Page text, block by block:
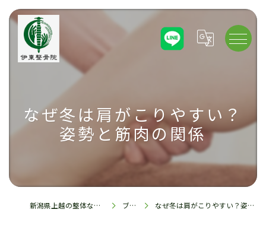
なぜ冬は肩がこりやすい？
姿勢と筋肉の関係
新潟県上越の整体なら伊東整骨院 ブログ なぜ冬は肩がこりやすい？姿勢と筋肉の関係